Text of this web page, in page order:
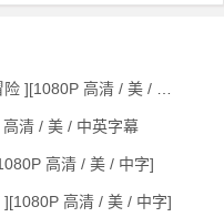
高清 / 美 / 中英字幕]
清 / 美 / 中英字幕
高清 / 美 / 中字]
高清 / 美 / 中字]